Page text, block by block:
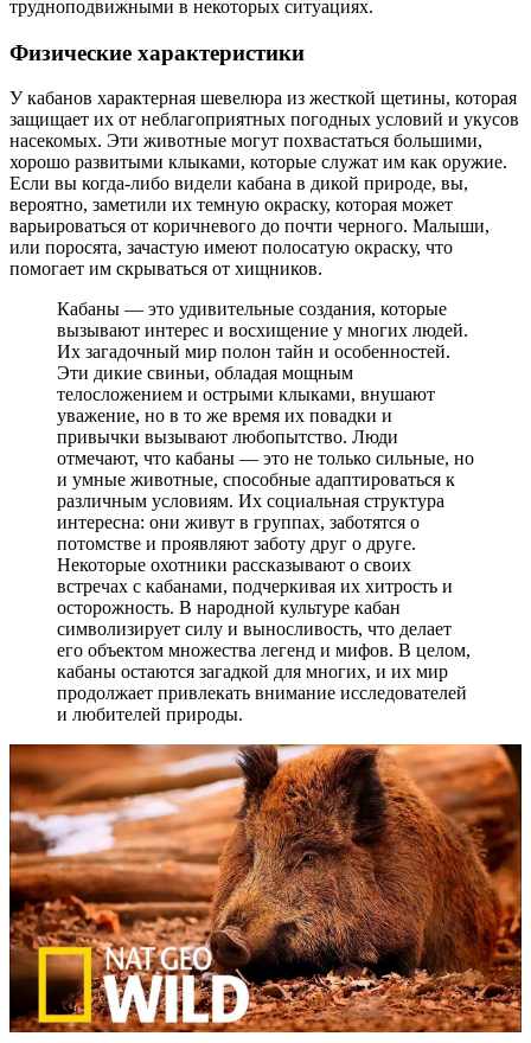
трудноподвижными в некоторых ситуациях.
Физические характеристики
У кабанов характерная шевелюра из жесткой щетины, которая
защищает их от неблагоприятных погодных условий и укусов
насекомых. Эти животные могут похвастаться большими,
хорошо развитыми клыками, которые служат им как оружие.
Если вы когда-либо видели кабана в дикой природе, вы,
вероятно, заметили их темную окраску, которая может
варьироваться от коричневого до почти черного. Малыши,
или поросята, зачастую имеют полосатую окраску, что
помогает им скрываться от хищников.
Кабаны — это удивительные создания, которые
вызывают интерес и восхищение у многих людей.
Их загадочный мир полон тайн и особенностей.
Эти дикие свиньи, обладая мощным
телосложением и острыми клыками, внушают
уважение, но в то же время их повадки и
привычки вызывают любопытство. Люди
отмечают, что кабаны — это не только сильные, но
и умные животные, способные адаптироваться к
различным условиям. Их социальная структура
интересна: они живут в группах, заботятся о
потомстве и проявляют заботу друг о друге.
Некоторые охотники рассказывают о своих
встречах с кабанами, подчеркивая их хитрость и
осторожность. В народной культуре кабан
символизирует силу и выносливость, что делает
его объектом множества легенд и мифов. В целом,
кабаны остаются загадкой для многих, и их мир
продолжает привлекать внимание исследователей
и любителей природы.